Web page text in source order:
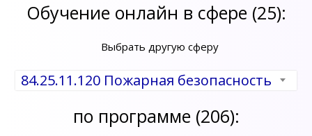
Обучение онлайн в сфере (25):
Выбрать другую сферу
84.25.11.120 Пожарная безопасность
по программе (206):